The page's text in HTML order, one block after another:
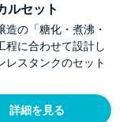
ルセット
造の「糖化・煮沸・
程に合わせて設計し
レスタンクのセット
詳細を見る